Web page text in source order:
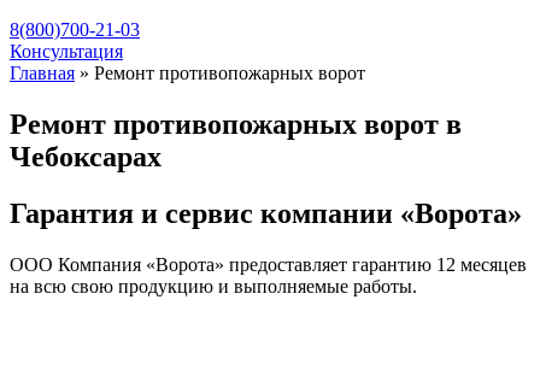
8(800)700-21-03
Консультация
Главная » Ремонт противопожарных ворот
Ремонт противопожарных ворот в
Чебоксарах
Гарантия и сервис компании «Ворота»
ООО Компания «Ворота» предоставляет гарантию 12 месяцев
на всю свою продукцию и выполняемые работы.